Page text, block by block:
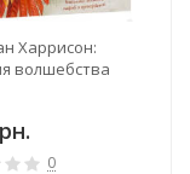
Харрисон:
волшебства
0